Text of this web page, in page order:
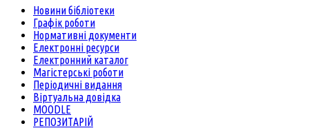
Новини бібліотеки
Графік роботи
Нормативні документи
Електронні ресурси
Електронний каталог
Магістерські роботи
Періодичні видання
Віртуальна довідка
MOODLE
РЕПОЗИТАРІЙ